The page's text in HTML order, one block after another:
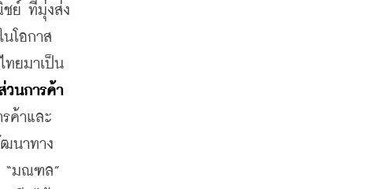
ย์ ที่มุ่งส่ง
โอกาส
ทยมาเป็น
วนการค้า
รค้าและ
นาทาง
“มณฑล”